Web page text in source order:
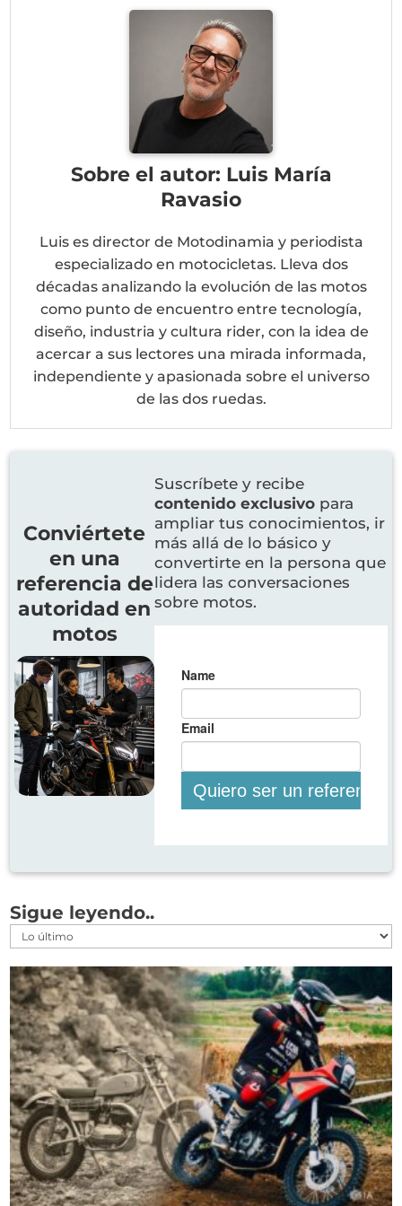
Sobre el autor: Luis María
Ravasio
Luis es director de Motodinamia y periodista
especializado en motocicletas. Lleva dos
décadas analizando la evolución de las motos
como punto de encuentro entre tecnología,
diseño, industria y cultura rider, con la idea de
acercar a sus lectores una mirada informada,
independiente y apasionada sobre el universo
de las dos ruedas.
Conviértete
en una
referencia de
autoridad en
motos
Suscríbete y recibe
contenido exclusivo para
ampliar tus conocimientos, ir
más allá de lo básico y
convertirte en la persona que
lidera las conversaciones
sobre motos.
Sigue leyendo..